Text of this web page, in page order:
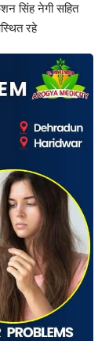
सिंह नेगी सहित
रहे